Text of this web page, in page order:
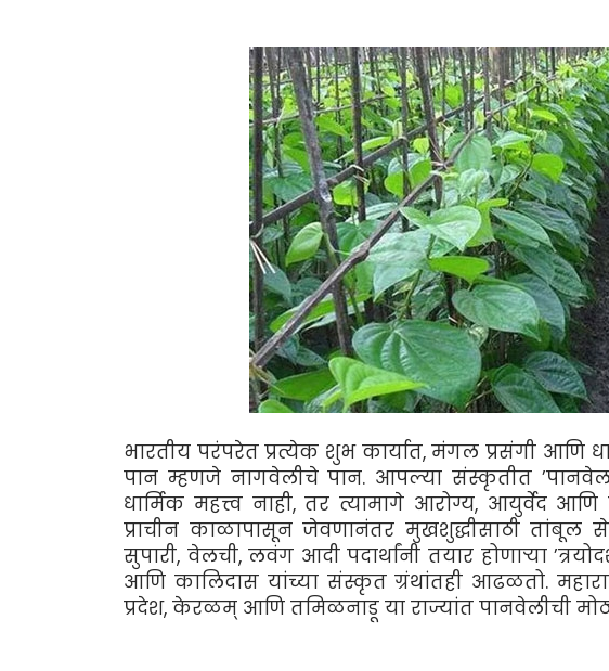
भारतीय परंपरेत प्रत्येक शुभ कार्यात, मंगल प्रसंगी आणि
पान म्हणजे नागवेलीचे पान. आपल्या संस्कृतीत
धार्मिक महत्त्व नाही, तर त्यामागे आरोग्य, आयुर्वेद
प्राचीन काळापासून जेवणानंतर मुखशुद्धीसाठी तांबूल
सुपारी, वेलची, लवंग आदी पदार्थांनी तयार होणार्‍या
आणि कालिदास यांच्या संस्कृत ग्रंथांतही आढळतो.
प्रदेश, केरळम् आणि तमिळनाडू या राज्यांत पानवेलीची